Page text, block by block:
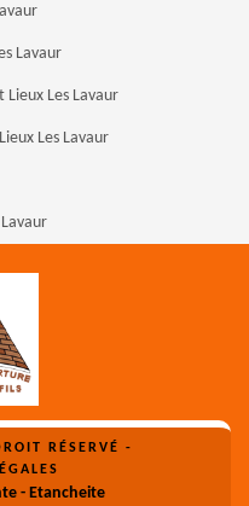
Lavaur
Les Lavaur
Les Lavaur
RÉSERVÉ -
- Etancheite